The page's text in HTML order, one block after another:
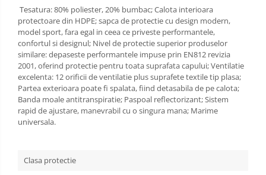
Sandale de protectie
Bocanci de protectie
Accesorii
Cizme de protectie
Incaltaminte alba de protectie
Incaltaminte ESD
Protectie chimica
Tesatura: 80% poliester, 20% bumbac; Calota interioara
protectoare din HDPE; sapca de protectie cu design modern,
model sport, fara egal in ceea ce priveste performantele,
confortul si designul; Nivel de protectie superior produselor
similare: depaseste performantele impuse prin EN812 revizia
2001, oferind protectie pentru toata suprafata capului; Ventilatie
excelenta: 12 orificii de ventilatie plus suprafete textile tip plasa;
Partea exterioara poate fi spalata, fiind detasabila de pe calota;
Banda moale antitranspiratie; Paspoal reflectorizant; Sistem
rapid de ajustare, manevrabil cu o singura mana; Marime
universala.
Clasa protectie